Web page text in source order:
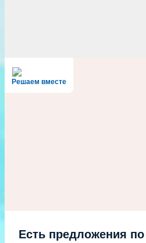
Решаем вместе
Есть предложения по